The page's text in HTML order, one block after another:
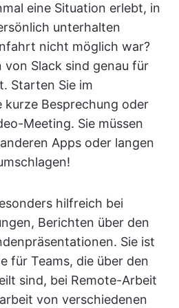
eine Situation erlebt, in
unterhalten
nicht möglich war?
Slack sind genau für
Starten Sie im
kurze Besprechung oder
Meeting. Sie müssen
Apps oder langen
hilfreich bei
Berichten über den
Sie ist
für Teams, die über den
sind, bei Remote-Arbeit
von verschiedenen